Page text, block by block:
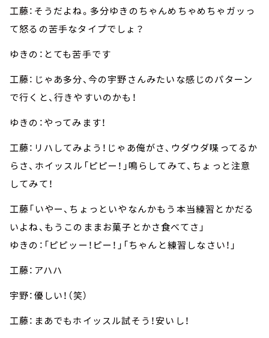
工藤：そうだよね。多分ゆきのちゃんめちゃめちゃガッっ
て怒るの苦手なタイプでしょ？
ゆきの：とても苦手です
工藤：じゃあ多分、今の宇野さんみたいな感じのパターン
で行くと、行きやすいのかも！
ゆきの：やってみます！
工藤：リハしてみよう！じゃあ俺がさ、ウダウダ喋ってるか
らさ、ホイッスル「ピピー！」鳴らしてみて、ちょっと注意
してみて！
工藤「いやー、ちょっといやなんかもう本当練習とかだる
いよね、もうこのままお菓子とかさ食べてさ」
ゆきの：「ピピッー！ピー！」「ちゃんと練習しなさい！」
工藤：アハハ
宇野：優しい！（笑）
工藤：まあでもホイッスル試そう！安いし！